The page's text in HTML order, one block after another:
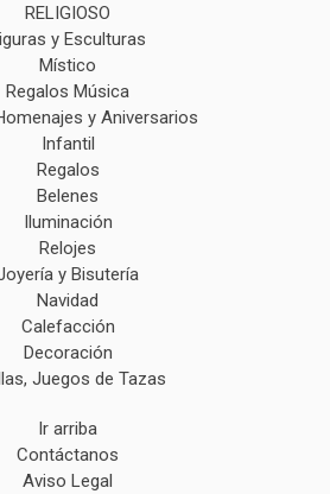
RELIGIOSO
y Esculturas
Místico
Regalos Música
y Aniversarios
Infantil
Regalos
Belenes
Iluminación
Relojes
y Bisutería
Navidad
Calefacción
Decoración
Juegos de Tazas
Ir arriba
Contáctanos
Aviso Legal